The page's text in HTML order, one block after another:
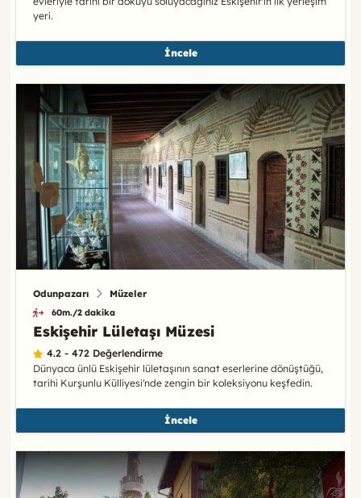
yeri.
İncele
Odunpazarı Müzeler
60m./2 dakika
Eskişehir Lületaşı Müzesi
4.2 - 472 Değerlendirme
Dünyaca ünlü Eskişehir lületaşının sanat eserlerine dönüştüğü,
tarihi Kurşunlu Külliyesi'nde zengin bir koleksiyonu keşfedin.
İncele